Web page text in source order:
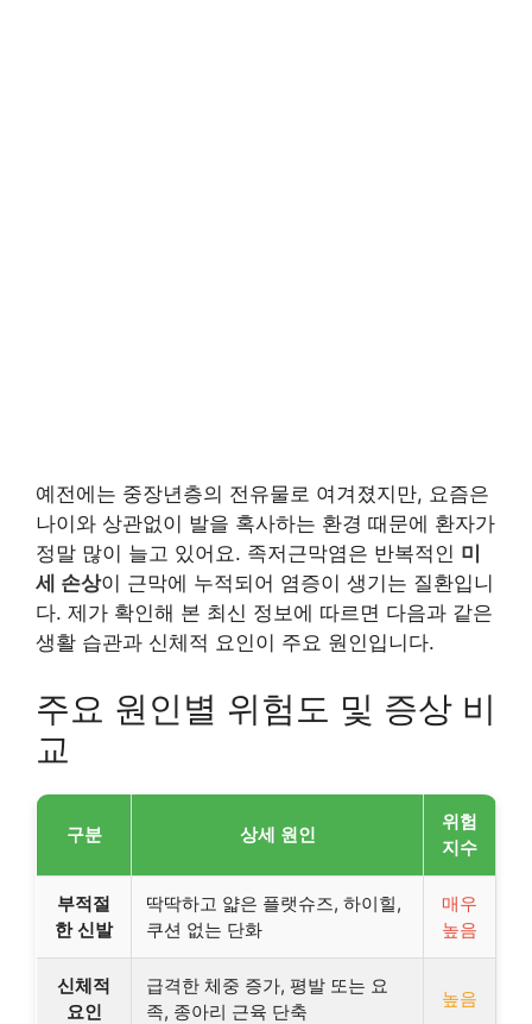
예전에는 중장년층의 전유물로 여겨졌지만, 요즘은
나이와 상관없이 발을 혹사하는 환경 때문에 환자가
정말 많이 늘고 있어요. 족저근막염은 반복적인 미
세 손상이 근막에 누적되어 염증이 생기는 질환입니
다. 제가 확인해 본 최신 정보에 따르면 다음과 같은
생활 습관과 신체적 요인이 주요 원인입니다.
주요 원인별 위험도 및 증상 비
교
구분 상세 원인
위험
지수
부적절
한 신발
딱딱하고 얇은 플랫슈즈, 하이힐,
쿠션 없는 단화
매우
높음
신체적
요인
급격한 체중 증가, 평발 또는 요
족, 종아리 근육 단축
높음